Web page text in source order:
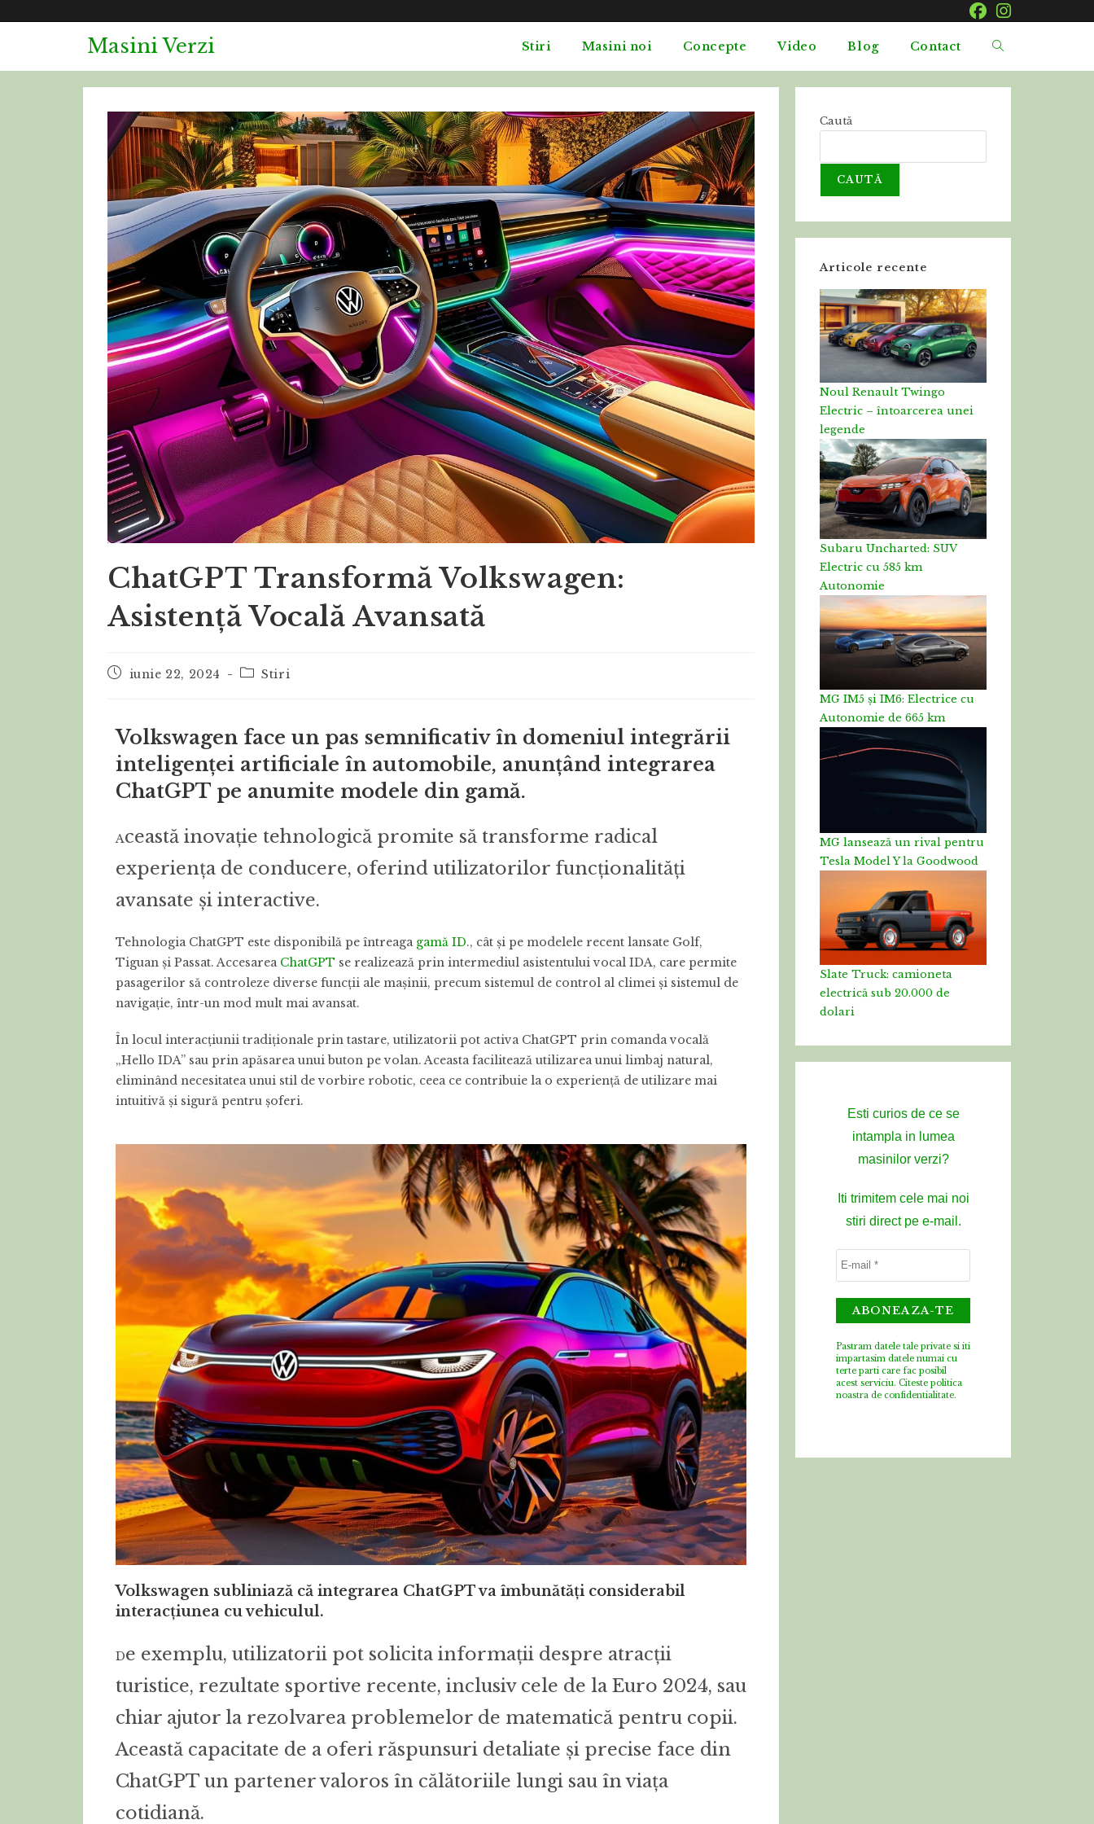
Masini Verzi Stiri Masini noi Concepte Video Blog Contact
ChatGPT Transformă Volkswagen:
Asistență Vocală Avansată
iunie 22, 2024 Stiri
Volkswagen face un pas semnificativ în domeniul integrării
inteligenței artificiale în automobile, anunțând integrarea
ChatGPT pe anumite modele din gamă.
Această inovație tehnologică promite să transforme radical
experiența de conducere, oferind utilizatorilor funcționalități
avansate și interactive.
Tehnologia ChatGPT este disponibilă pe întreaga gamă ID., cât și pe modelele recent lansate Golf,
Tiguan și Passat. Accesarea ChatGPT se realizează prin intermediul asistentului vocal IDA, care permite
pasagerilor să controleze diverse funcții ale mașinii, precum sistemul de control al climei și sistemul de
navigație, într-un mod mult mai avansat.
În locul interacțiunii tradiționale prin tastare, utilizatorii pot activa ChatGPT prin comanda vocală
„Hello IDA” sau prin apăsarea unui buton pe volan. Aceasta facilitează utilizarea unui limbaj natural,
eliminând necesitatea unui stil de vorbire robotic, ceea ce contribuie la o experiență de utilizare mai
intuitivă și sigură pentru șoferi.
Volkswagen subliniază că integrarea ChatGPT va îmbunătăți considerabil
interacțiunea cu vehiculul.
De exemplu, utilizatorii pot solicita informații despre atracții
turistice, rezultate sportive recente, inclusiv cele de la Euro 2024, sau
chiar ajutor la rezolvarea problemelor de matematică pentru copii.
Această capacitate de a oferi răspunsuri detaliate și precise face din
ChatGPT un partener valoros în călătoriile lungi sau în viața
cotidiană.
Caută
CAUTĂ
Articole recente
Noul Renault Twingo
Electric – întoarcerea unei
legende
Subaru Uncharted: SUV
Electric cu 585 km
Autonomie
MG IM5 și IM6: Electrice cu
Autonomie de 665 km
MG lansează un rival pentru
Tesla Model Y la Goodwood
Slate Truck: camioneta
electrică sub 20.000 de
dolari
Esti curios de ce se
intampla in lumea
masinilor verzi?
Iti trimitem cele mai noi
stiri direct pe e-mail.
Pastram datele tale private si iti
impartasim datele numai cu
terte parti care fac posibil
acest serviciu. Citeste politica
noastra de confidentialitate.